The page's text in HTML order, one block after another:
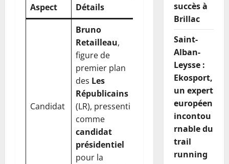
Aspect Détails
Candidat
Bruno
Retailleau,
figure de
premier plan
des Les
Républicains
(LR), pressenti
comme
candidat
présidentiel
pour la
succès à
Brillac
Saint-
Alban-
Leysse :
Ekosport,
un expert
européen
incontou
rnable du
trail
running